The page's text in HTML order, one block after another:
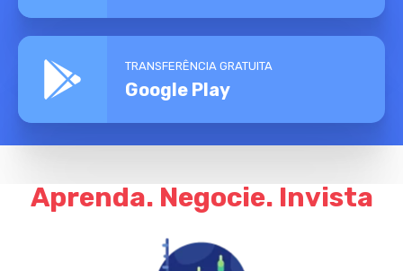
TRANSFERÊNCIA GRATUITA
Google Play
Aprenda. Negocie. Invista